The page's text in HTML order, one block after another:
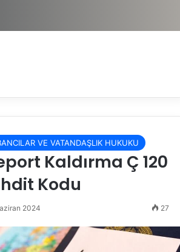
VE VATANDAŞLIK HUKUKU
Kaldırma Ç 120
Kodu
2024 27